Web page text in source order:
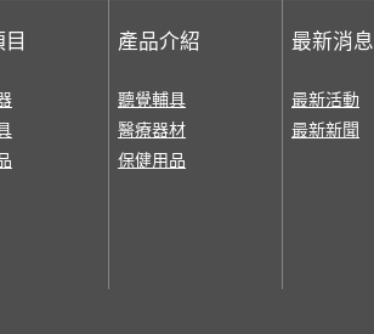
產品介紹
聽覺輔具
醫療器材
保健用品
最新消息
最新活動
最新新聞